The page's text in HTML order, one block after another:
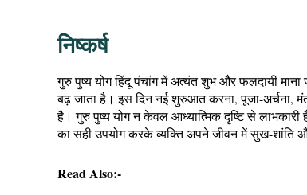
निष्कर्ष
गुरु पुष्य योग हिंदू पंचांग में अत्यंत शुभ और फलदायी माना
बढ़ जाता है। इस दिन नई शुरुआत करना, पूजा-अर्चना,
है। गुरु पुष्य योग न केवल आध्यात्मिक दृष्टि से
का सही उपयोग करके व्यक्ति अपने जीवन में सुख-शांति
Read Also:-